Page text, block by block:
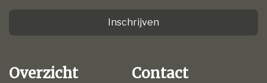
Inschrijven
Overzicht Contact